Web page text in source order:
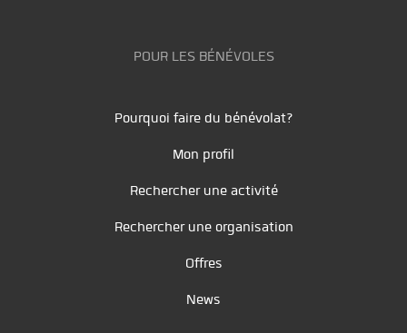
POUR LES BÉNÉVOLES
Pourquoi faire du bénévolat?
Mon profil
Rechercher une activité
Rechercher une organisation
Offres
News